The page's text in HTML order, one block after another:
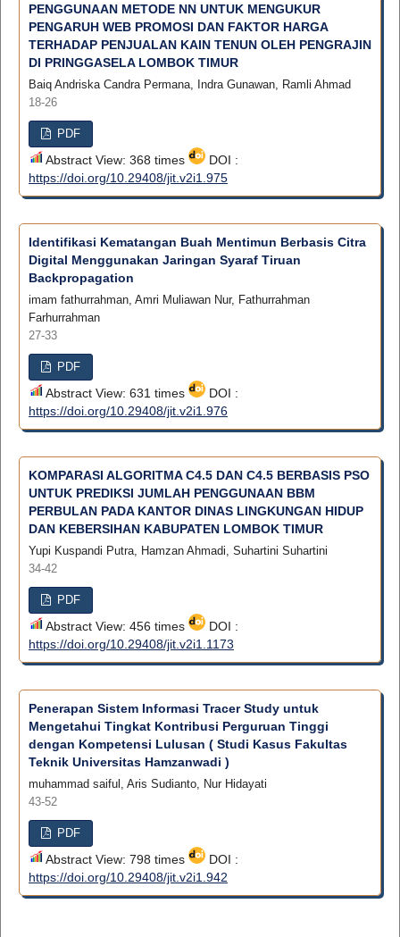
PENGGUNAAN METODE NN UNTUK MENGUKUR
PENGARUH WEB PROMOSI DAN FAKTOR HARGA
TERHADAP PENJUALAN KAIN TENUN OLEH PENGRAJIN
DI PRINGGASELA LOMBOK TIMUR
Baiq Andriska Candra Permana, Indra Gunawan, Ramli Ahmad
18-26
PDF
Abstract View: 368 times
DOI :
https://doi.org/10.29408/jit.v2i1.975
Identifikasi Kematangan Buah Mentimun Berbasis Citra
Digital Menggunakan Jaringan Syaraf Tiruan
Backpropagation
imam fathurrahman, Amri Muliawan Nur, Fathurrahman
Farhurrahman
27-33
PDF
Abstract View: 631 times
DOI :
https://doi.org/10.29408/jit.v2i1.976
KOMPARASI ALGORITMA C4.5 DAN C4.5 BERBASIS PSO
UNTUK PREDIKSI JUMLAH PENGGUNAAN BBM
PERBULAN PADA KANTOR DINAS LINGKUNGAN HIDUP
DAN KEBERSIHAN KABUPATEN LOMBOK TIMUR
Yupi Kuspandi Putra, Hamzan Ahmadi, Suhartini Suhartini
34-42
PDF
Abstract View: 456 times
DOI :
https://doi.org/10.29408/jit.v2i1.1173
Penerapan Sistem Informasi Tracer Study untuk
Mengetahui Tingkat Kontribusi Perguruan Tinggi
dengan Kompetensi Lulusan ( Studi Kasus Fakultas
Teknik Universitas Hamzanwadi )
muhammad saiful, Aris Sudianto, Nur Hidayati
43-52
PDF
Abstract View: 798 times
DOI :
https://doi.org/10.29408/jit.v2i1.942